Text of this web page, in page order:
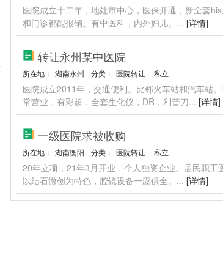
医院成立十二年，地处市中心，医保开通，新全套
和门诊都能报销。有中医科，内外妇儿。 ... [详情]
转让永州某中医院
所在地： 湖南永州 分类： 医院转让 私立
医院成立2011年，交通便利。比邻火车站和汽车站
常营业，有彩超，全套生化仪，DR，利普刀... [详情]
一级医院求被收购
所在地： 湖南衡阳 分类： 医院转让 私立
20年立项，21年3月开业，个人独资企业。居民职工
以结石微创为特色，腔镜设备一应俱全。 ... [详情]